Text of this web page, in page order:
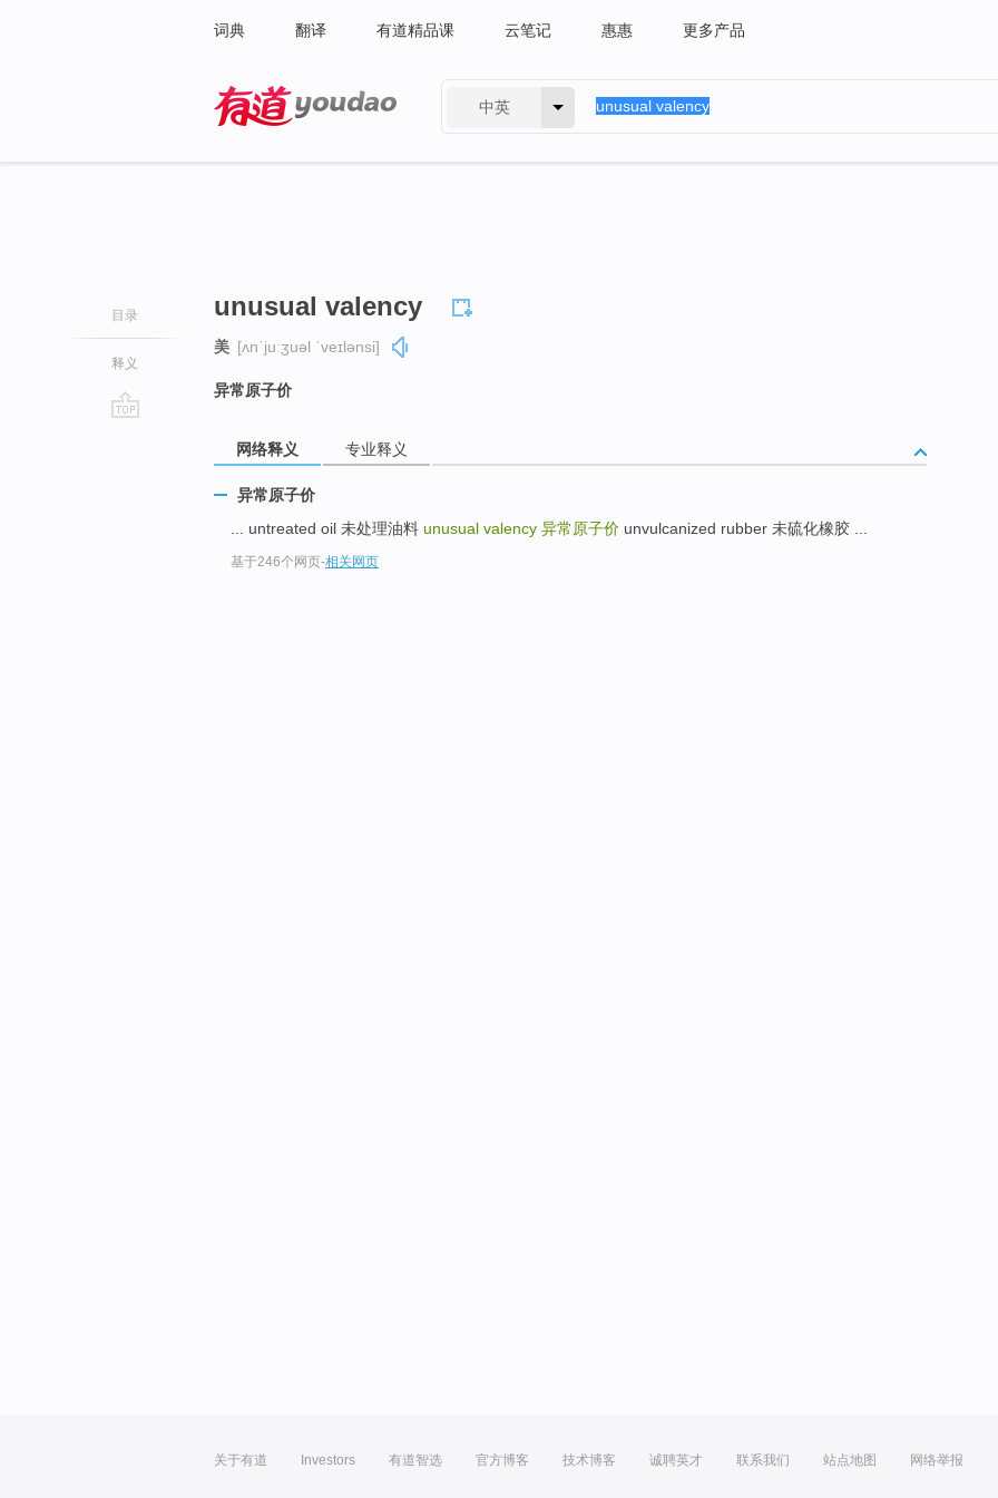
词典 翻译 有道精品课 云笔记 惠惠 更多产品
中英
目录
释义
unusual valency
美 [ʌnˈjuːʒuəl ˈveɪlənsi]
异常原子价
网络释义 专业释义
异常原子价
... untreated oil 未处理油料 unusual valency 异常原子价 unvulcanized rubber 未硫化橡胶 ...
基于246个网页-相关网页
关于有道 Investors 有道智选 官方博客 技术博客 诚聘英才 联系我们 站点地图 网络举报